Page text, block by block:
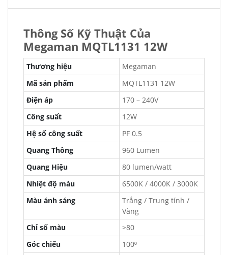
Thông Số Kỹ Thuật Của
Megaman MQTL1131 12W
Thương hiệu
Megaman
Mã sản phẩm
MQTL1131 12W
Điện áp
170 – 240V
Công suất
12W
Hệ số công suất
PF 0.5
Quang Thông
960 Lumen
Quang Hiệu
80 lumen/watt
Nhiệt độ màu
6500K / 4000K / 3000K
Màu ánh sáng
Trắng / Trung tính /
Vàng
Chỉ số màu
>80
Góc chiếu
100⁰